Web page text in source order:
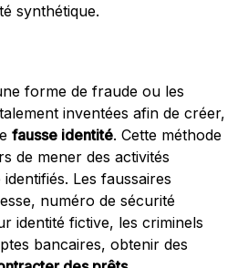
synthétique.
forme de fraude ou les
inventées afin de créer,
fausse identité. Cette méthode
de mener des activités
Les faussaires
numéro de sécurité
identité fictive, les criminels
bancaires, obtenir des